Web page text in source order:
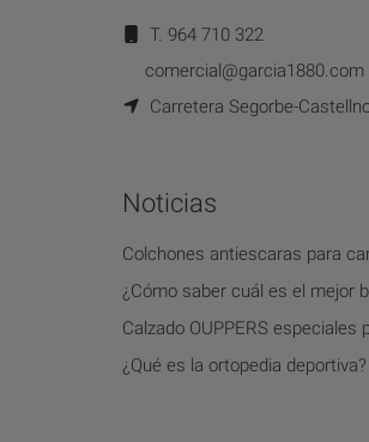
T. 964 710 322
comercial@garcia1880.com
Carretera Segorbe-
Noticias
Colchones antiescaras para
¿Cómo saber cuál es el mejor
Calzado OUPPERS especiales
¿Qué es la ortopedia